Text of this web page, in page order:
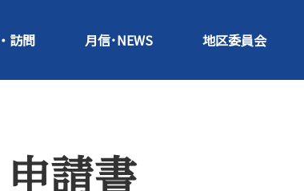
訪問 月信･NEWS 地区委員会
請書